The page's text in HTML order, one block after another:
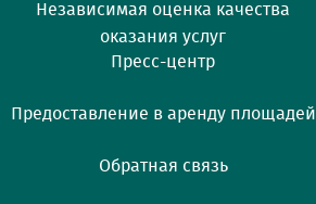
Независимая оценка качества
оказания услуг
Пресс-центр
Предоставление в аренду площадей
Обратная связь